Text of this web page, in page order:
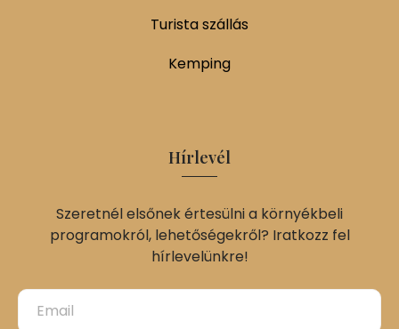
Turista szállás
Kemping
Hírlevél
Szeretnél elsőnek értesülni a környékbeli
programokról, lehetőségekről? Iratkozz fel
hírlevelünkre!